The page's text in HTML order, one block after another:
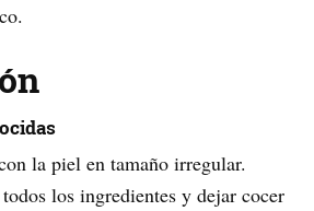
la piel en tamaño irregular.
los ingredientes y dejar cocer